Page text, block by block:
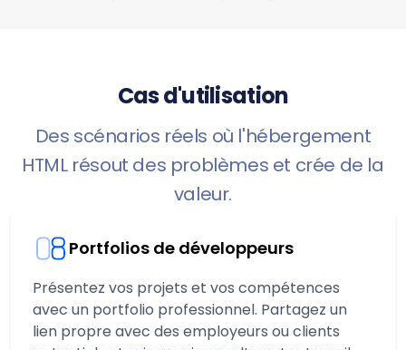
Cas d'utilisation
Des scénarios réels où l'hébergement
HTML résout des problèmes et crée de la
valeur.
Portfolios de développeurs
Présentez vos projets et vos compétences
avec un portfolio professionnel. Partagez un
lien propre avec des employeurs ou clients